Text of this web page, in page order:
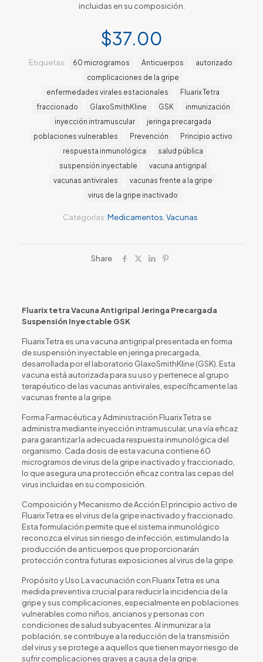
incluidas en su composición.
$37.00
Categorías:Medicamentos Vacunas
Etiquetas: 60 microgramos Anticuerpos
autorizado
complicaciones de la gripe
enfermedades virales estacionales
Fluarix Tetra
fraccionado
GlaxoSmithKline GSK
inmunización
inyección intramuscular
jeringa precargada
poblaciones vulnerables
Prevención
Principio activo
respuesta inmunológica
salud pública
suspensión inyectable
vacuna antigripal
vacunas antivirales
vacunas frente a la gripe
virus de la gripe inactivado
Share
Fluarix tetra Vacuna Antigripal Jeringa Precargada
Suspensión Inyectable GSK
Fluarix Tetra es una vacuna antigripal presentada en forma
de suspensión inyectable en jeringa precargada,
desarrollada por el laboratorio GlaxoSmithKline (GSK). Esta
vacuna está autorizada para su uso y pertenece al grupo
terapéutico de las vacunas antivirales, específicamente las
vacunas frente a la gripe.
Forma Farmacéutica y Administración Fluarix Tetra se
administra mediante inyección intramuscular, una vía eficaz
para garantizar la adecuada respuesta inmunológica del
organismo. Cada dosis de esta vacuna contiene 60
microgramos de virus de la gripe inactivado y fraccionado,
lo que asegura una protección eficaz contra las cepas del
virus incluidas en su composición.
Composición y Mecanismo de Acción El principio activo de
Fluarix Tetra es el virus de la gripe inactivado y fraccionado.
Esta formulación permite que el sistema inmunológico
reconozca el virus sin riesgo de infección, estimulando la
producción de anticuerpos que proporcionarán
protección contra futuras exposiciones al virus de la gripe.
Propósito y Uso La vacunación con Fluarix Tetra es una
medida preventiva crucial para reducir la incidencia de la
gripe y sus complicaciones, especialmente en poblaciones
vulnerables como niños, ancianos y personas con
condiciones de salud subyacentes. Al inmunizar a la
población, se contribuye a la reducción de la transmisión
del virus y se protege a aquellos que tienen mayor riesgo de
sufrir complicaciones graves a causa de la gripe.